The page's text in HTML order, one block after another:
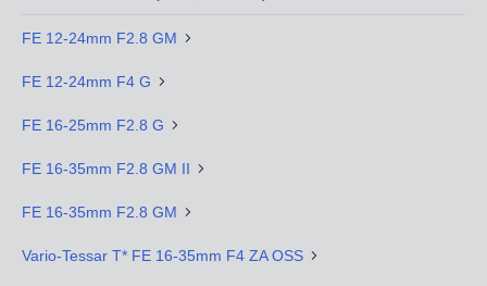
FE 12-24mm F2.8 GM
FE 12-24mm F4 G
FE 16-25mm F2.8 G
FE 16-35mm F2.8 GM II
FE 16-35mm F2.8 GM
Vario-Tessar T* FE 16-35mm F4 ZA OSS